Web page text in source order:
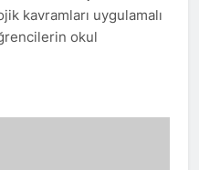
kavramları uygulamalı
okul